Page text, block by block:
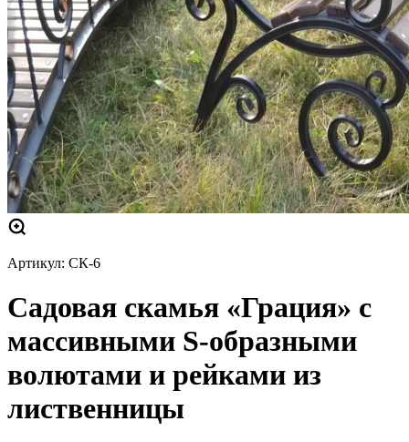
Артикул: СК-6
Садовая скамья «Грация» с
массивными S-образными
волютами и рейками из
лиственницы